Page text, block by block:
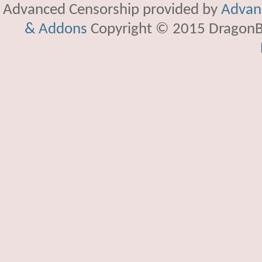
Advanced Censorship provided by
& Addons Copyright © 2015